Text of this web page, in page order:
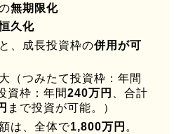
無期限化
久化
、成長投資枠の併用が可
（つみたて投資枠：年間
資枠：年間240万円
、合計
まで投資が可能。）
は、全体で1,800万円 。